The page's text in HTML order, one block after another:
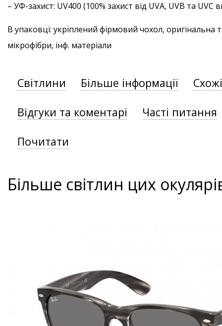
– УФ-захист: UV400 (100% захист від UVA, UVB та
В упаковці: укріплений фірмовий чохол, оригінальна
мікрофібри, інф. матеріали
Світлини Більше інформації
Відгуки та коментарі Часті питання
Почитати
Більше світлин цих